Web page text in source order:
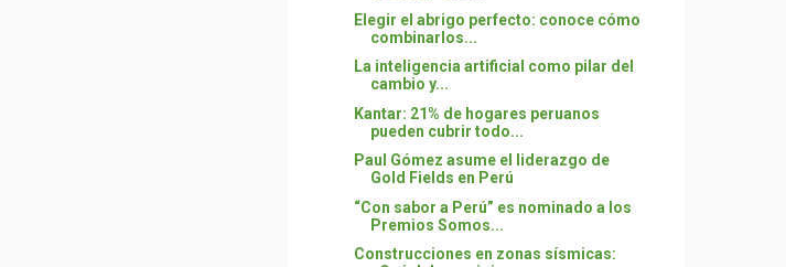
Elegir el abrigo perfecto: conoce cómo
combinarlos...
La inteligencia artificial como pilar del
cambio y...
Kantar: 21% de hogares peruanos
pueden cubrir todo...
Paul Gómez asume el liderazgo de
Gold Fields en Perú
“Con sabor a Perú” es nominado a los
Premios Somos...
Construcciones en zonas sísmicas: